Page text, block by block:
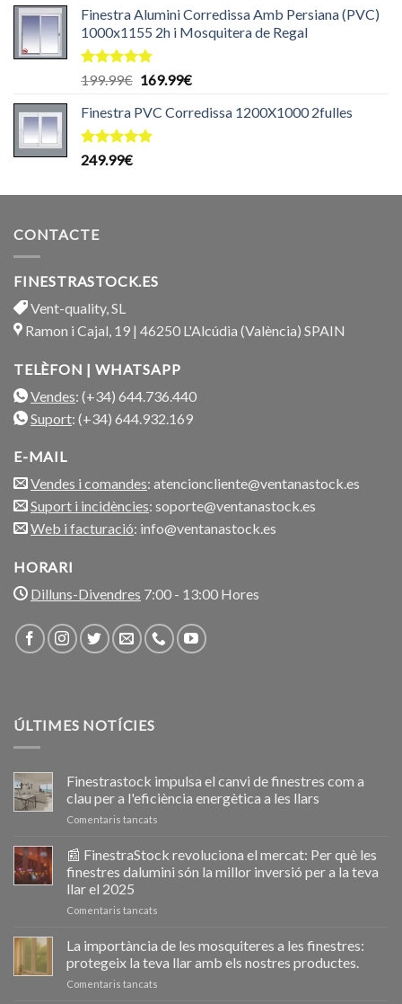
de 5
Finestra Alumini Corredissa Amb Persiana (PVC)
1000x1155 2h i Mosquitera de Regal
Puntuat
de 5
199.99€ El
original
era:
169.99€El
actual
Finestra PVC Corredissa 1200X1000 2fulles
Puntuat
249.99€
CONTACTE
FINESTRASTOCK.ES
Vent-quality, SL
Ramon i Cajal, 19 | 46250 L'Alcúdia (València) SPAIN
TELÈFON | WHATSAPP
Vendes: (+34) 644.736.440
Suport: (+34) 644.932.169
E-MAIL
Vendes i comandes: atencioncliente@ventanastock.es
Suport i incidències: soporte@ventanastock.es
Web i facturació: info@ventanastock.es
HORARI
Dilluns-Divendres 7:00 - 13:00 Hores
ÚLTIMES NOTÍCIES
Finestrastock impulsa el canvi de finestres com a
clau per a l'eficiència energètica a les llars
Comentaris tancats
impulsa
el
cambio
clave
para
la
📰 FinestraStock revoluciona el mercat: Per què les
finestres dalumini són la millor inversió per a la teva
llar el 2025
Comentaris tancats
VentanaStock
revoluciona
el
La importància de les mosquiteres a les finestres:
protegeix la teva llar amb els nostres productes.
Comentaris tancats